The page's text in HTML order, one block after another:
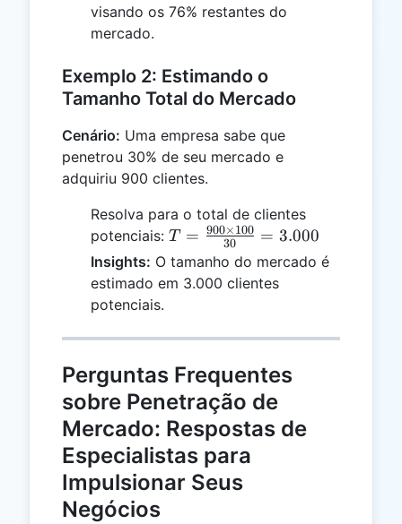
visando os 76% restantes do
mercado.
Exemplo 2: Estimando o
Tamanho Total do Mercado
Cenário: Uma empresa sabe que
penetrou 30% de seu mercado e
adquiriu 900 clientes.
Resolva para o total de clientes
potenciais: T =
\frac{900
\times
T = 30
900×100 = 3.000
Insights: O tamanho do mercado é
estimado em 3.000 clientes
potenciais.
Perguntas Frequentes
sobre Penetração de
Mercado: Respostas de
Especialistas para
Impulsionar Seus
Negócios